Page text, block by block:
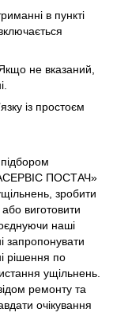
в пункті
не вказаний,
із простоєм
ПОСТАЧ»
зробити
або виготовити
наші
запропонувати
рішення по
ущільнень.
ремонту та
очікування